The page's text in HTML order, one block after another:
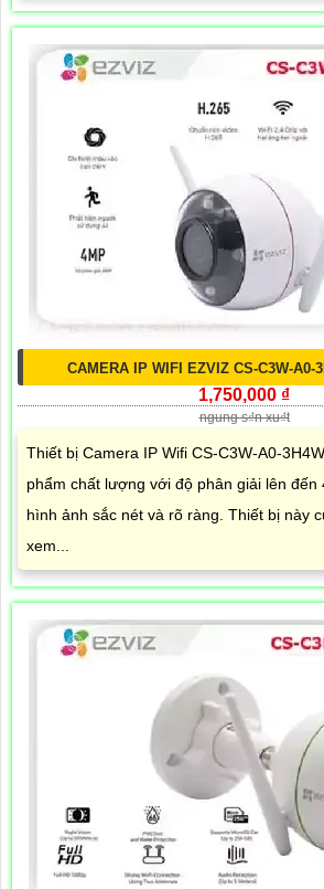
CAMERA IP WIFI EZVIZ CS-C3W-A0-
1,750,000 ₫
ngung s₫n xu₫t
Thiết bị Camera IP Wifi CS-C3W-A0-
phẩm chất lượng với độ phân giải lên đến
hình ảnh sắc nét và rõ ràng. Thiết bị này
xem...